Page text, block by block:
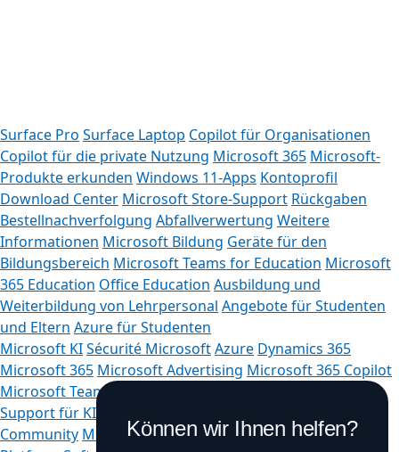
Surface Pro Surface Laptop Copilot für Organisationen
Copilot für die private Nutzung Microsoft 365 Microsoft-
Produkte erkunden Windows 11-Apps Kontoprofil
Download Center Microsoft Store-Support Rückgaben
Bestellnachverfolgung Abfallverwertung Weitere
Informationen Microsoft Bildung Geräte für den
Bildungsbereich Microsoft Teams for Education Microsoft
365 Education Office Education Ausbildung und
Weiterbildung von Lehrpersonal Angebote für Studenten
und Eltern Azure für Studenten
Microsoft KISécurité MicrosoftAzure Dynamics 365
Microsoft 365 Microsoft Advertising Microsoft 365 Copilot
Microsoft Teams
Support für KI-Apps im Marketplace
Community Microsoft Marketplace
Microsoft Power
Können wir Ihnen helfen?